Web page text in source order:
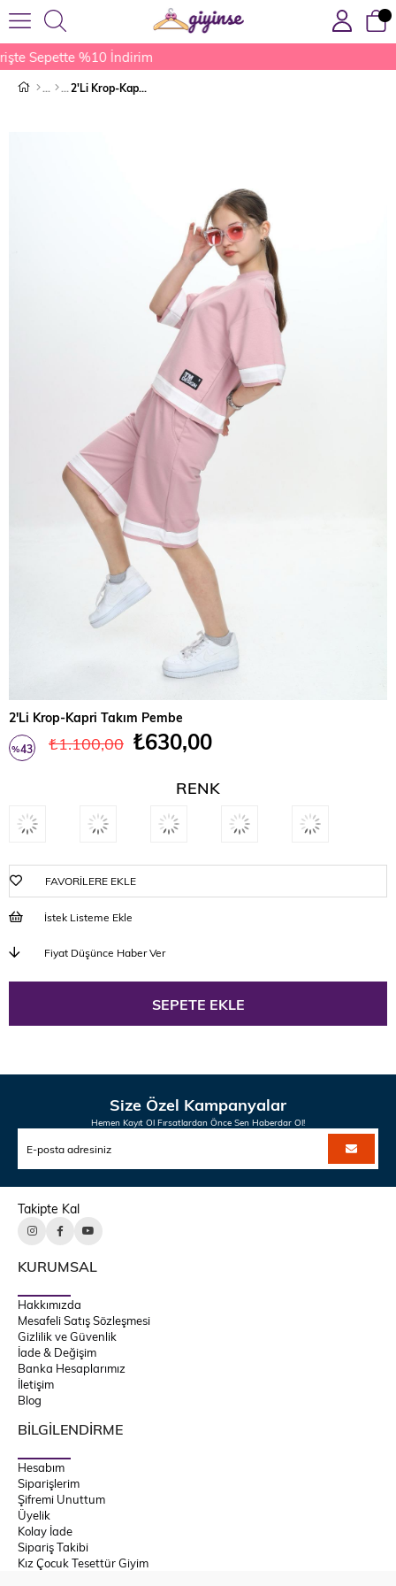
Sepette %10 İndirim
2'Li Krop-Kapri Takım Pembe
2'Li Krop-Kapri Takım Pembe
%43 ₺1.100,00 ₺630,00
RENK
FAVORILERE EKLE
İstek Listeme Ekle
Fiyat Düşünce Haber Ver
Size Özel Kampanyalar
Hemen Kayıt Ol Fırsatlardan Önce Sen Haberdar Ol!
Takipte Kal
KURUMSAL
Hakkımızda
Mesafeli Satış Sözleşmesi
Gizlilik ve Güvenlik
İade & Değişim
Banka Hesaplarımız
İletişim
Blog
BİLGİLENDİRME
Hesabım
Siparişlerim
Şifremi Unuttum
Üyelik
Kolay İade
Sipariş Takibi
Kız Çocuk Tesettür Giyim